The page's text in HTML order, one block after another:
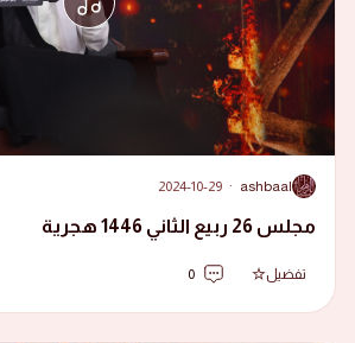
A
ashbaal
·
2024-10-29
مجلس 26 ربيع الثاني 1446 هجرية
تفضيل 0